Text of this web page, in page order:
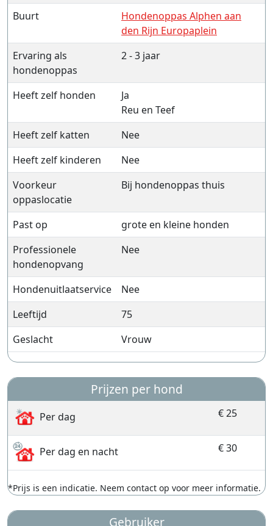
Buurt
Hondenoppas Alphen aan
den Rijn Europaplein
Ervaring als
hondenoppas
2 - 3 jaar
Heeft zelf honden
Ja
Reu en Teef
Heeft zelf katten
Nee
Heeft zelf kinderen
Nee
Voorkeur
oppaslocatie
Bij hondenoppas thuis
Past op
grote en kleine honden
Professionele
hondenopvang
Nee
Hondenuitlaatservice
Nee
Leeftijd
75
Geslacht
Vrouw
Prijzen per hond
Per dag € 25
Per dag en nacht € 30
*Prijs is een indicatie. Neem contact op voor meer informatie.
Gebruiker